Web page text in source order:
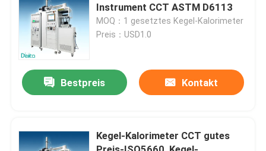
Instrument CCT ASTM D6113
MOQ：1 gesetztes Kegel-Kalorimeter
Preis：USD1.0
Bestpreis Kontakt
Kegel-Kalorimeter CCT gutes